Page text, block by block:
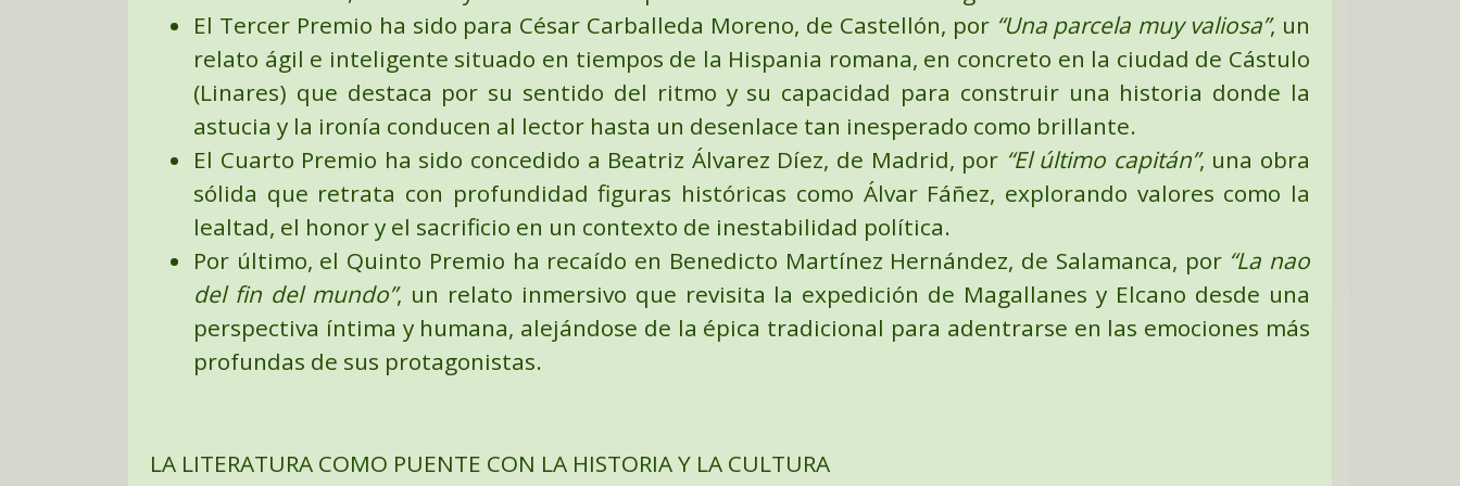
El Tercer Premio ha sido para César Carballeda Moreno, de Castellón, por “Una parcela muy valiosa”, un
relato ágil e inteligente situado en tiempos de la Hispania romana, en concreto en la ciudad de Cástulo
(Linares) que destaca por su sentido del ritmo y su capacidad para construir una historia donde la
astucia y la ironía conducen al lector hasta un desenlace tan inesperado como brillante.
El Cuarto Premio ha sido concedido a Beatriz Álvarez Díez, de Madrid, por “El último capitán”, una obra
sólida que retrata con profundidad figuras históricas como Álvar Fáñez, explorando valores como la
lealtad, el honor y el sacrificio en un contexto de inestabilidad política.
Por último, el Quinto Premio ha recaído en Benedicto Martínez Hernández, de Salamanca, por “La nao
del fin del mundo”, un relato inmersivo que revisita la expedición de Magallanes y Elcano desde una
perspectiva íntima y humana, alejándose de la épica tradicional para adentrarse en las emociones más
profundas de sus protagonistas.
LA LITERATURA COMO PUENTE CON LA HISTORIA Y LA CULTURA